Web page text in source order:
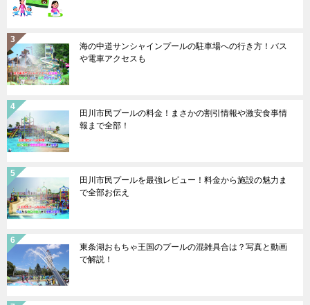
海の中道サンシャインプールの駐車場への行き方！バス
や電車アクセスも
田川市民プールの料金！まさかの割引情報や激安食事情
報まで全部！
田川市民プールを最強レビュー！料金から施設の魅力ま
で全部お伝え
東条湖おもちゃ王国のプールの混雑具合は？写真と動画
で解説！